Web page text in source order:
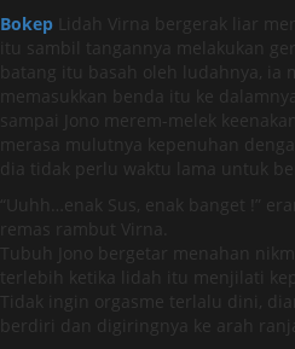
Bokep Lidah Virna bergerak liar
itu sambil tangannya melakukan
batang itu basah oleh ludahnya, ia
memasukkan benda itu ke
sampai Jono merem-melek
merasa mulutnya kepenuhan
dia tidak perlu waktu lama untuk
“Uuhh…enak Sus, enak banget !”
remas rambut Virna.
Tubuh Jono bergetar menahan
terlebih ketika lidah itu menjilati
Tidak ingin orgasme terlalu dini,
berdiri dan digiringnya ke arah